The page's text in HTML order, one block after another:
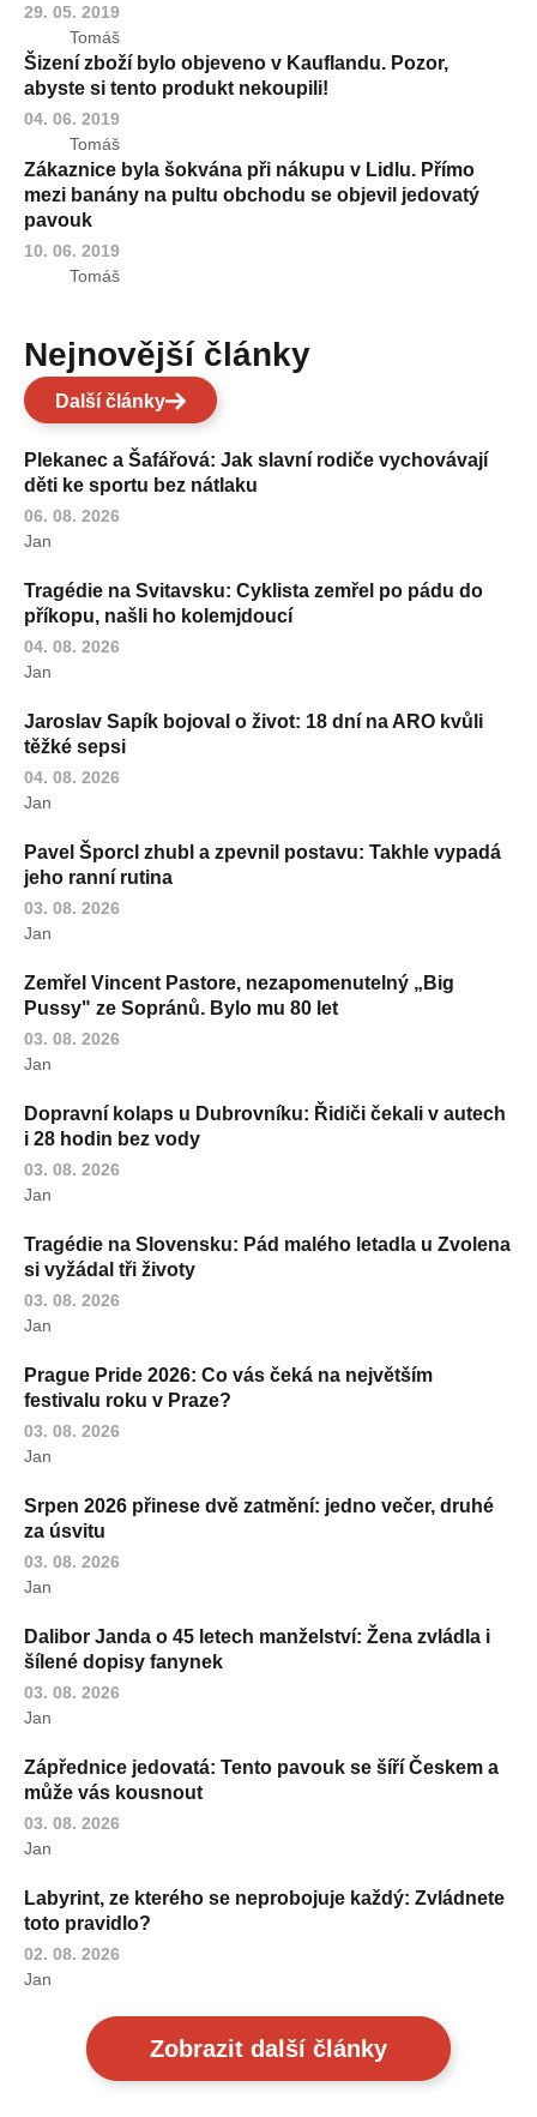
29. 05. 2019
Tomáš
Šizení zboží bylo objeveno v Kauflandu. Pozor,
abyste si tento produkt nekoupili!
04. 06. 2019
Tomáš
Zákaznice byla šokvána při nákupu v Lidlu. Přímo
mezi banány na pultu obchodu se objevil jedovatý
pavouk
10. 06. 2019
Tomáš
Nejnovější články
Další články
Plekanec a Šafářová: Jak slavní rodiče vychovávají
děti ke sportu bez nátlaku
06. 08. 2026
Jan
Tragédie na Svitavsku: Cyklista zemřel po pádu do
příkopu, našli ho kolemjdoucí
04. 08. 2026
Jan
Jaroslav Sapík bojoval o život: 18 dní na ARO kvůli
těžké sepsi
04. 08. 2026
Jan
Pavel Šporcl zhubl a zpevnil postavu: Takhle vypadá
jeho ranní rutina
03. 08. 2026
Jan
Zemřel Vincent Pastore, nezapomenutelný „Big
Pussy" ze Sopránů. Bylo mu 80 let
03. 08. 2026
Jan
Dopravní kolaps u Dubrovníku: Řidiči čekali v autech
i 28 hodin bez vody
03. 08. 2026
Jan
Tragédie na Slovensku: Pád malého letadla u Zvolena
si vyžádal tři životy
03. 08. 2026
Jan
Prague Pride 2026: Co vás čeká na největším
festivalu roku v Praze?
03. 08. 2026
Jan
Srpen 2026 přinese dvě zatmění: jedno večer, druhé
za úsvitu
03. 08. 2026
Jan
Dalibor Janda o 45 letech manželství: Žena zvládla i
šílené dopisy fanynek
03. 08. 2026
Jan
Zápřednice jedovatá: Tento pavouk se šíří Českem a
může vás kousnout
03. 08. 2026
Jan
Labyrint, ze kterého se neprobojuje každý: Zvládnete
toto pravidlo?
02. 08. 2026
Jan
Zobrazit další články